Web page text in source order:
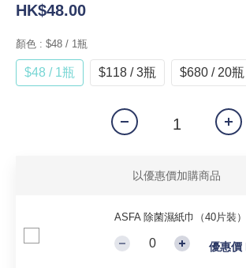
HK$48.00
顏色 : $48 / 1瓶
$48 / 1瓶 $118 / 3瓶 $680 / 20瓶
以優惠價加購商品
ASFA 除菌濕紙巾（40片裝
優惠價